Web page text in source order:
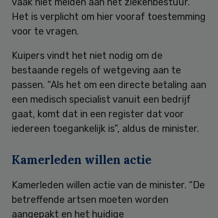
Het is verplicht om hier vooraf toestemming
voor te vragen.
Kuipers vindt het niet nodig om de
bestaande regels of wetgeving aan te
passen. “Als het om een directe betaling aan
een medisch specialist vanuit een bedrijf
gaat, komt dat in een register dat voor
iedereen toegankelijk is”, aldus de minister.
Kamerleden willen actie
Kamerleden willen actie van de minister. “De
betreffende artsen moeten worden
aangepakt en het huidige